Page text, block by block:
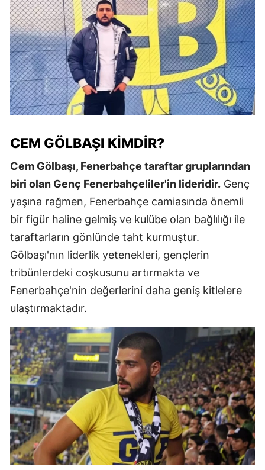
CEM GÖLBAŞI KIMDIR?
Cem Gölbaşı, Fenerbahçe taraftar gruplarından
biri olan Genç Fenerbahçeliler'in lideridir. Genç
yaşına rağmen, Fenerbahçe camiasında önemli
bir figür haline gelmiş ve kulübe olan bağlılığı ile
taraftarların gönlünde taht kurmuştur.
Gölbaşı'nın liderlik yetenekleri, gençlerin
tribünlerdeki coşkusunu artırmakta ve
Fenerbahçe'nin değerlerini daha geniş kitlelere
ulaştırmaktadır.